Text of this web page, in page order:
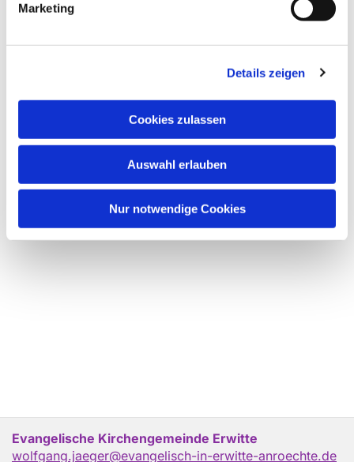
Marketing
Details zeigen
Cookies zulassen
Auswahl erlauben
Nur notwendige Cookies
Evangelische Kirchengemeinde Erwitte
wolfgang.jaeger@evangelisch-in-erwitte-anroechte.de